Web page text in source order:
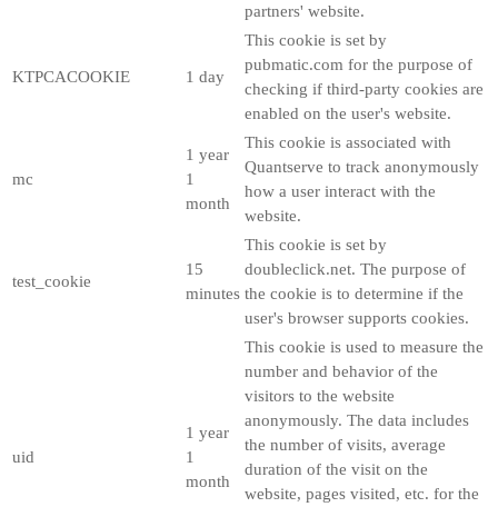
partners' website.
KTPCACOOKIE 1 day
This cookie is set by
pubmatic.com for the purpose of
checking if third-party cookies are
enabled on the user's website.
mc
1 year
1
month
This cookie is associated with
Quantserve to track anonymously
how a user interact with the
website.
test_cookie
15
minutes
This cookie is set by
doubleclick.net. The purpose of
the cookie is to determine if the
user's browser supports cookies.
uid
1 year
1
month
This cookie is used to measure the
number and behavior of the
visitors to the website
anonymously. The data includes
the number of visits, average
duration of the visit on the
website, pages visited, etc. for the